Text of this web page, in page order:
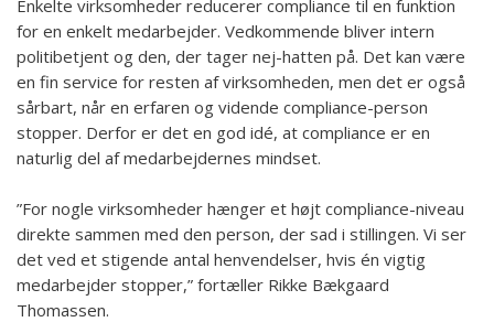
Enkelte virksomheder reducerer compliance til en funktion
for en enkelt medarbejder. Vedkommende bliver intern
politibetjent og den, der tager nej-hatten på. Det kan være
en fin service for resten af virksomheden, men det er også
sårbart, når en erfaren og vidende compliance-person
stopper. Derfor er det en god idé, at compliance er en
naturlig del af medarbejdernes mindset.
”For nogle virksomheder hænger et højt compliance-niveau
direkte sammen med den person, der sad i stillingen. Vi ser
det ved et stigende antal henvendelser, hvis én vigtig
medarbejder stopper,” fortæller Rikke Bækgaard
Thomassen.